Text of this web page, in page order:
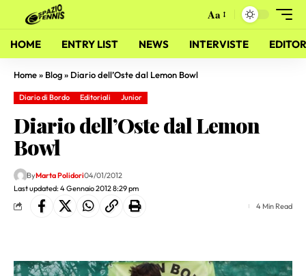
Aa
HOME ENTRY LIST NEWS INTERVISTE
Home» Blog» Diario dell’Oste dal Lemon Bowl
Diario di Bordo Editoriali Junior
Diario dell’Oste dal Lemon
Bowl
Last updated: 4 Gennaio 2012 8:29 pm
ByMarta Polidori04/01/2012
4 Min Read